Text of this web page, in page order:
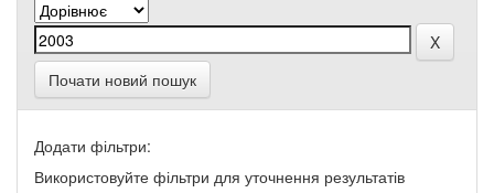
Почати новий пошук
Додати фільтри:
Використовуйте фільтри для уточнення результатів